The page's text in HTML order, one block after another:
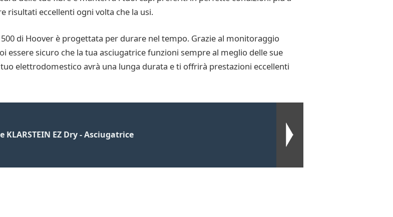
risultati eccellenti ogni volta che la usi.
di Hoover è progettata per durare nel tempo. Grazie al monitoraggio
essere sicuro che la tua asciugatrice funzioni sempre al meglio delle sue
elettrodomestico avrà una lunga durata e ti offrirà prestazioni eccellenti
KLARSTEIN EZ Dry - Asciugatrice